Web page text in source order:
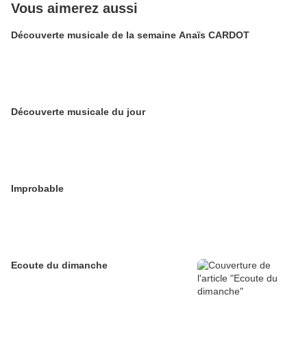
Vous aimerez aussi
Découverte musicale de la semaine Anaïs CARDOT
Découverte musicale du jour
Improbable
Ecoute du dimanche